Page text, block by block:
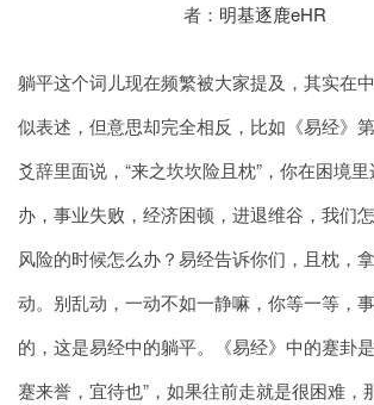
者： 明基逐鹿eHR
躺平这个词儿现在频繁被大家提及，其实在
似表述，但意思却完全相反，比如《易经》
爻辞里面说，“来之坎坎险且枕”，你在困境
办，事业失败，经济困顿，进退维谷，我们
风险的时候怎么办？易经告诉你们，且枕，
动。别乱动，一动不如一静嘛，你等一等，
的，这是易经中的躺平。《易经》中的蹇卦
蹇来誉，宜待也”，如果往前走就是很困难，